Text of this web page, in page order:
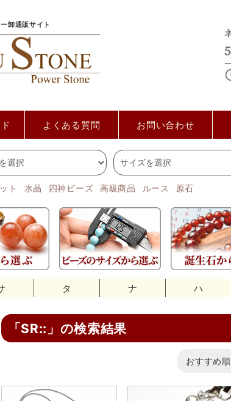
卸通販サイト
よくある質問 お問い合わせ
ト 水晶 四神ビーズ 高級商品 ルース 原石
タ ナ ハ
「SR::」の検索結果
おすすめ順